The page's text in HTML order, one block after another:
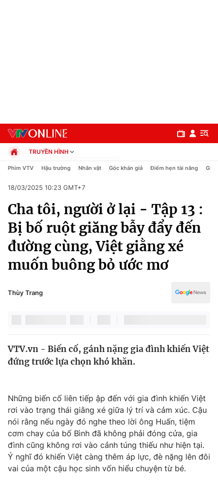
Chuyên mục
Chính trị
Xã hội
Tin tức
Câu chuyện quốc tế
Kinh tế
Thị trường
Góc doanh nghiệp
Truyền hình
Phim VTV
Hậu trường
Giải trí
Điện ảnh
Đời sống
TRUYỀN HÌNH
Chính trị
Pháp luật
Kinh tế
Thể thao
Truyền hình
Văn hóa - Giải trí
Y tế
Đời sống
Giáo dục
Phim VTV Hậu trường Nhân vật Góc khán giả Điểm hẹn tài năng Giải
18/03/2025 10:23 GMT+7
Cha tôi, người ở lại - Tập 13 :
Bị bố ruột giăng bẫy đẩy đến
đường cùng, Việt giằng xé
muốn buông bỏ ước mơ
Thùy Trang
VTV.vn - Biến cố, gánh nặng gia đình khiến Việt
đứng trước lựa chọn khó khăn.
Những biến cố liên tiếp ập đến với gia đình khiến Việt
rơi vào trạng thái giằng xé giữa lý trí và cảm xúc. Cậu
nói rằng nếu ngày đó nghe theo lời ông Huấn, tiệm
cơm chay của bố Bình đã không phải đóng cửa, gia
đình cũng không rơi vào cảnh túng thiếu như hiện tại.
Ý nghĩ đó khiến Việt càng thêm áp lực, đè nặng lên đôi
vai của một cậu học sinh vốn hiểu chuyện từ bé.